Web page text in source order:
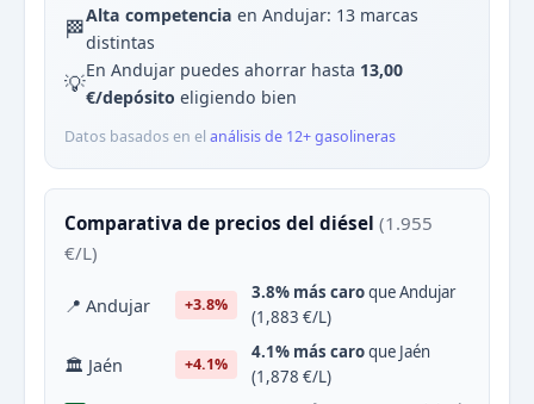
🏁Alta competencia en Andujar: 13 marcas
distintas
💡En Andujar puedes ahorrar hasta 13,00
€/depósito eligiendo bien
Datos basados en el análisis de 12+ gasolineras
Comparativa de precios del diésel (1.955
€/L)
📍 Andujar +3.8%
3.8% más caroque Andujar
(1,883 €/L)
🏛 Jaén +4.1%
4.1% más caroque Jaén
(1,878 €/L)